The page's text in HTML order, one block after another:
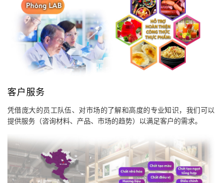
客户服务
凭借庞大的员工队伍、对市场的了解和高度的专业知识，我们可以
提供服务（咨询材料、产品、市场的趋势）以满足客户的需求。